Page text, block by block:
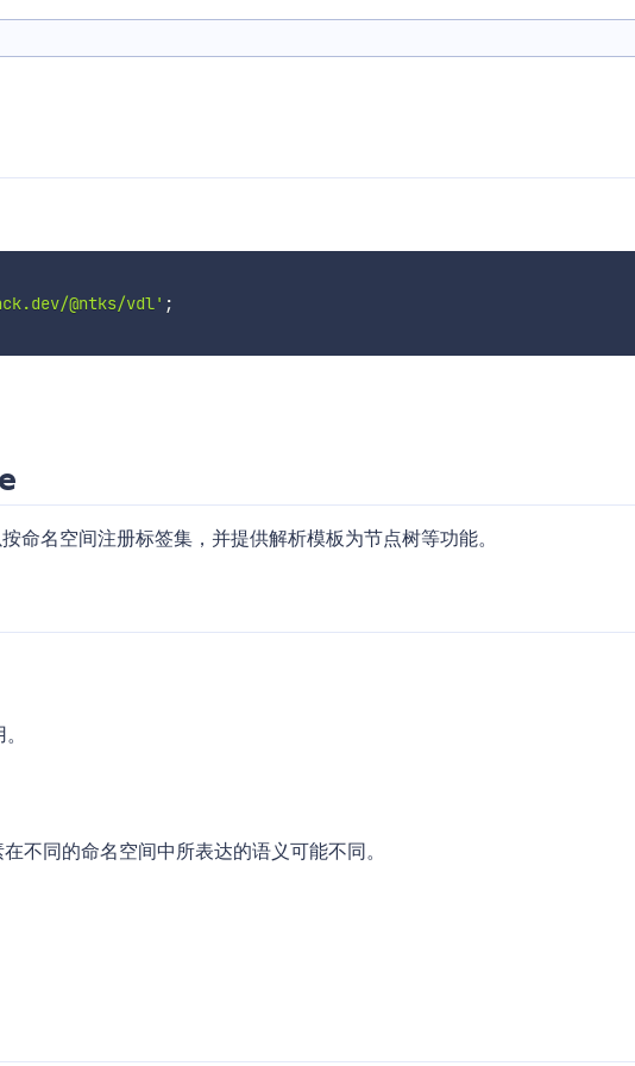
@ntks/vdl' ;
命名空间注册标签集，并提供解析模板为节点树等功能。
不同的命名空间中所表达的语义可能不同。